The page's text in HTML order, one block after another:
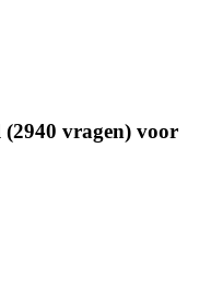
(2940 vragen) voor